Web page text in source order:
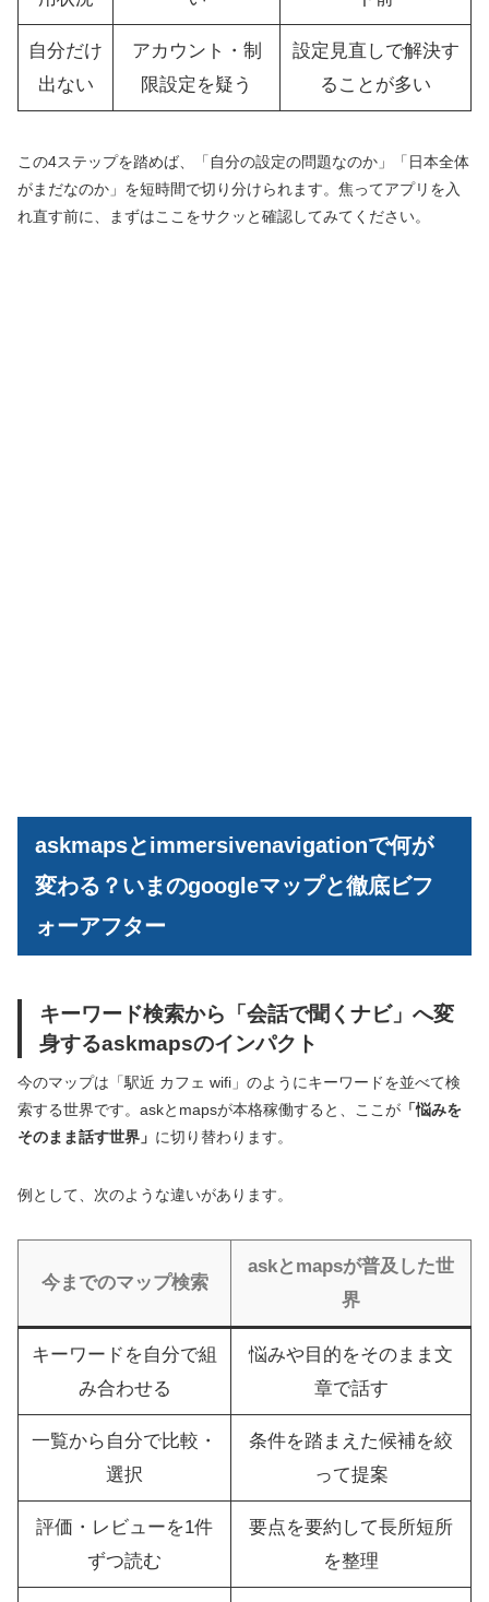
自分だけ
出ない
アカウント・制
限設定を疑う
設定見直しで解決す
ることが多い
この4ステップを踏めば、「自分の設定の問題なのか」「日本全体
がまだなのか」を短時間で切り分けられます。焦ってアプリを入
れ直す前に、まずはここをサクッと確認してみてください。
askmapsとimmersivenavigationで何が
変わる？いまのgoogleマップと徹底ビフ
ォーアフター
キーワード検索から「会話で聞くナビ」へ変
身するaskmapsのインパクト
今のマップは「駅近 カフェ wifi」のようにキーワードを並べて検
索する世界です。askとmapsが本格稼働すると、ここが 「悩みを
そのまま話す世界」 に切り替わります。
例として、次のような違いがあります。
今までのマップ検索
askとmapsが普及した世
界
キーワードを自分で組
み合わせる
悩みや目的をそのまま文
章で話す
一覧から自分で比較・
選択
条件を踏まえた候補を絞
って提案
評価・レビューを1件
ずつ読む
要点を要約して長所短所
を整理